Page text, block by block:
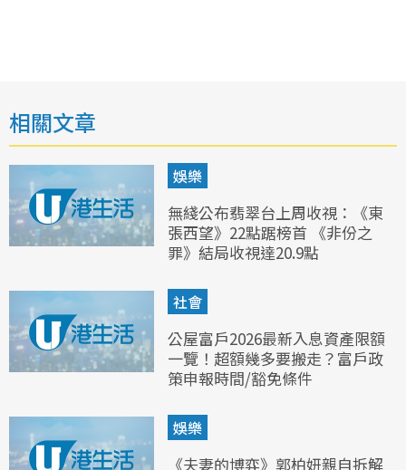
相關文章
娛樂
無綫公布翡翠台上周收視：《東
張西望》22點踞榜首 《非份之
罪》結局收視達20.9點
社會
公屋富戶2026最新入息資產限額
一覽！超額幾多要搬走？富戶政
策申報時間/豁免條件
娛樂
《夫妻的博弈》郭柏妍親自拆解